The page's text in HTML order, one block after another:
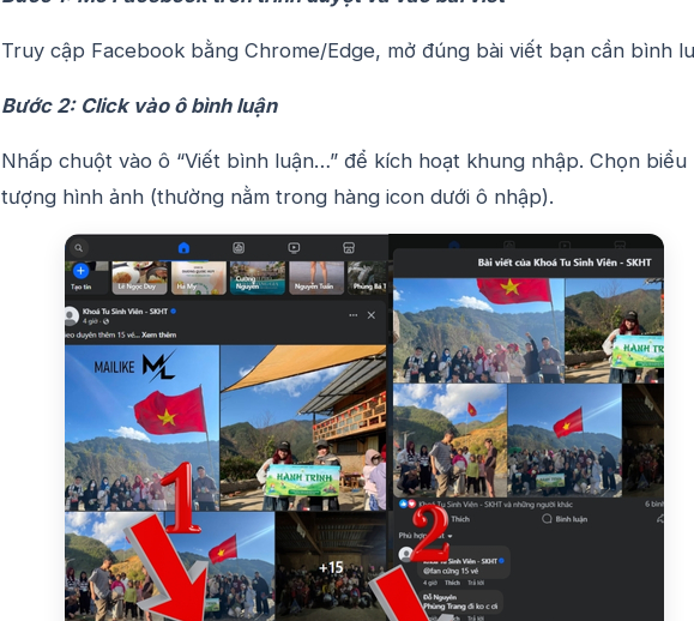
Truy cập Facebook bằng Chrome/Edge, mở đúng bài viết bạn cần bình
Bước 2: Click vào ô bình luận
Nhấp chuột vào ô “Viết bình luận…” để kích hoạt khung nhập. Chọn biểu
tượng hình ảnh (thường nằm trong hàng icon dưới ô nhập).